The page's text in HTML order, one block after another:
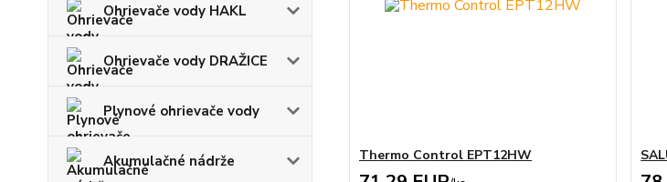
Ohrievače vody HAKL
Ohrievače vody DRAŽICE
Plynové ohrievače vody
Akumulačné nádrže Thermo Control EPT12HW